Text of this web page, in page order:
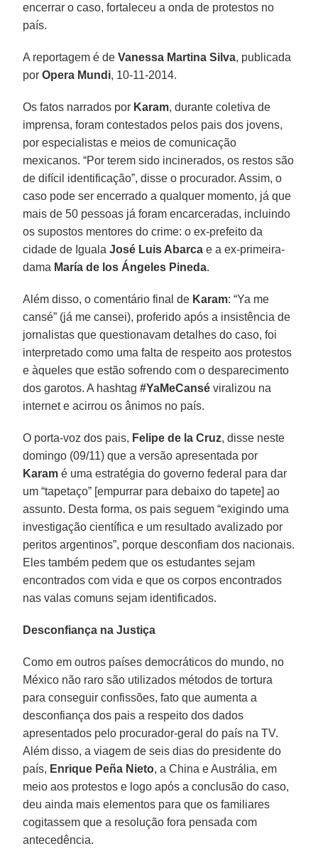
encerrar o caso, fortaleceu a onda de protestos no
país.
A reportagem é deVanessa Martina Silva, publicada
porOpera Mundi, 10-11-2014.
Os fatos narrados por Karam, durante coletiva de
imprensa, foram contestados pelos pais dos jovens,
por especialistas e meios de comunicação
mexicanos. “Por terem sido incinerados, os restos são
de difícil identificação”, disse o procurador. Assim, o
caso pode ser encerrado a qualquer momento, já que
mais de 50 pessoas já foram encarceradas, incluindo
os supostos mentores do crime: o ex-prefeito da
cidade de IgualaJosé Luis Abarca e a ex-primeira-
dama María de los Ángeles Pineda.
Além disso, o comentário final de Karam: “Ya me
cansé” (já me cansei), proferido após a insistência de
jornalistas que questionavam detalhes do caso, foi
interpretado como uma falta de respeito aos protestos
e àqueles que estão sofrendo com o desparecimento
dos garotos. A hashtag#YaMeCansé viralizou na
internet e acirrou os ânimos no país.
O porta-voz dos pais, Felipe de la Cruz, disse neste
domingo (09/11) que a versão apresentada por
Karam é uma estratégia do governo federal para dar
um “tapetaço” [empurrar para debaixo do tapete] ao
assunto. Desta forma, os pais seguem “exigindo uma
investigação científica e um resultado avalizado por
peritos argentinos”, porque desconfiam dos nacionais.
Eles também pedem que os estudantes sejam
encontrados com vida e que os corpos encontrados
nas valas comuns sejam identificados.
Desconfiança na Justiça
Como em outros países democráticos do mundo, no
México não raro são utilizados métodos de tortura
para conseguir confissões, fato que aumenta a
desconfiança dos pais a respeito dos dados
apresentados pelo procurador-geral do país na TV.
Além disso, a viagem de seis dias do presidente do
país, Enrique Peña Nieto, a China e Austrália, em
meio aos protestos e logo após a conclusão do caso,
deu ainda mais elementos para que os familiares
cogitassem que a resolução fora pensada com
antecedência.